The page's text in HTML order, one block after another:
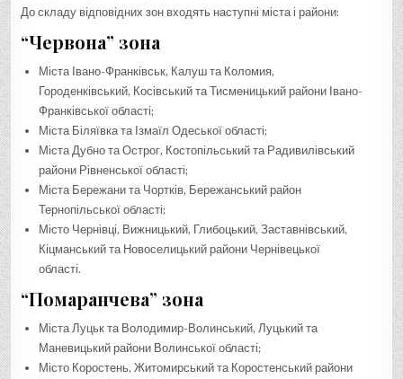
До складу відповідних зон входять наступні міста і райони:
“Червона” зона
Міста Івано-Франківськ, Калуш та Коломия,
Городенківський, Косівський та Тисменицький райони Івано-
Франківської області;
Міста Біляївка та Ізмаїл Одеської області;
Міста Дубно та Острог, Костопільський та Радивилівський
райони Рівненської області;
Міста Бережани та Чортків, Бережанський район
Тернопільської області;
Місто Чернівці, Вижницький, Глибоцький, Заставнівський,
Кіцманський та Новоселицький райони Чернівецької
області.
“Помаранчева” зона
Міста Луцьк та Володимир-Волинський, Луцький та
Маневицький райони Волинської області;
Місто Коростень, Житомирський та Коростенський райони